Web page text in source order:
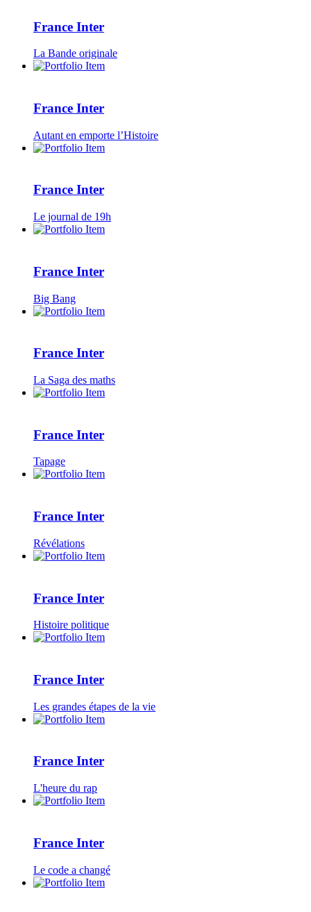
France Inter
La Bande originale
France Inter
Autant en emporte l’Histoire
France Inter
Le journal de 19h
France Inter
Big Bang
France Inter
La Saga des maths
France Inter
Tapage
France Inter
Révélations
France Inter
Histoire politique
France Inter
Les grandes étapes de la vie
France Inter
L'heure du rap
France Inter
Le code a changé